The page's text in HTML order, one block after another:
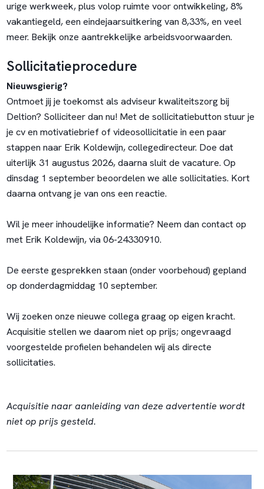
urige werkweek, plus volop ruimte voor ontwikkeling, 8%
vakantiegeld, een eindejaarsuitkering van 8,33%, en veel
meer. Bekijk onze aantrekkelijke arbeidsvoorwaarden.
Sollicitatieprocedure
Nieuwsgierig?
Ontmoet jij je toekomst als adviseur kwaliteitszorg bij
Deltion? Solliciteer dan nu! Met de sollicitatiebutton stuur je
je cv en motivatiebrief of videosollicitatie in een paar
stappen naar Erik Koldewijn, collegedirecteur. Doe dat
uiterlijk 31 augustus 2026, daarna sluit de vacature. Op
dinsdag 1 september beoordelen we alle sollicitaties. Kort
daarna ontvang je van ons een reactie.
Wil je meer inhoudelijke informatie? Neem dan contact op
met Erik Koldewijn, via 06-24330910.
De eerste gesprekken staan (onder voorbehoud) gepland
op donderdagmiddag 10 september.
Wij zoeken onze nieuwe collega graag op eigen kracht.
Acquisitie stellen we daarom niet op prijs; ongevraagd
voorgestelde profielen behandelen wij als directe
sollicitaties.
Acquisitie naar aanleiding van deze advertentie wordt
niet op prijs gesteld.